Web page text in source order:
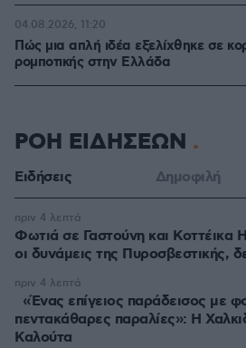
Πώς μια απλή ιδέα εξελίχθηκε σε
ρομποτικής στην Ελλάδα
04.08.2026, 11:20
ΡΟΗ ΕΙΔΗΣΕΩΝ
Ειδήσεις Δημοφιλή
Φωτιά σε Γαστούνη και Κοττέικα
οι δυνάμεις της Πυροσβεστικής,
πριν 4 λεπτά
«Ένας επίγειος παράδεισος με
πεντακάθαρες παραλίες»: Η
Καλούτα
πριν 4 λεπτά